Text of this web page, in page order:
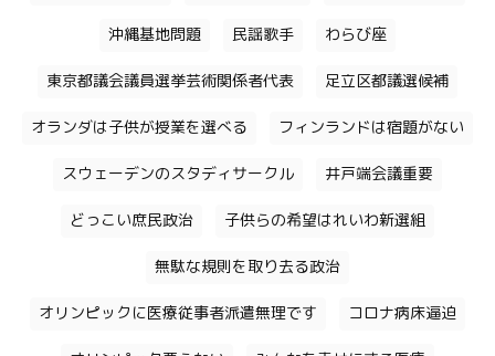
沖縄基地問題 民謡歌手 わらび座
東京都議会議員選挙芸術関係者代表 足立区都議選候補
オランダは子供が授業を選べる フィンランドは宿題がない
スウェーデンのスタディサークル 井戸端会議重要
どっこい庶民政治 子供らの希望はれいわ新選組
無駄な規則を取り去る政治
オリンピックに医療従事者派遣無理です コロナ病床逼迫